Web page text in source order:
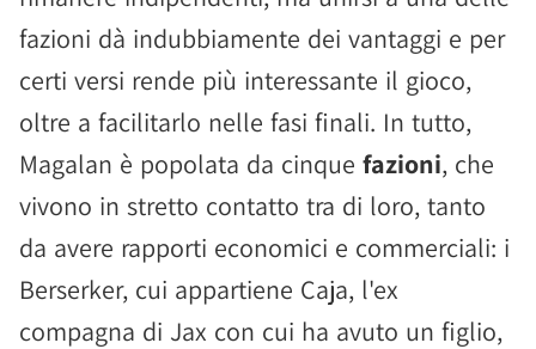
fazioni dà indubbiamente dei vantaggi e per
certi versi rende più interessante il gioco,
oltre a facilitarlo nelle fasi finali. In tutto,
Magalan è popolata da cinque fazioni, che
vivono in stretto contatto tra di loro, tanto
da avere rapporti economici e commerciali: i
Berserker, cui appartiene Caja, l'ex
compagna di Jax con cui ha avuto un figlio,